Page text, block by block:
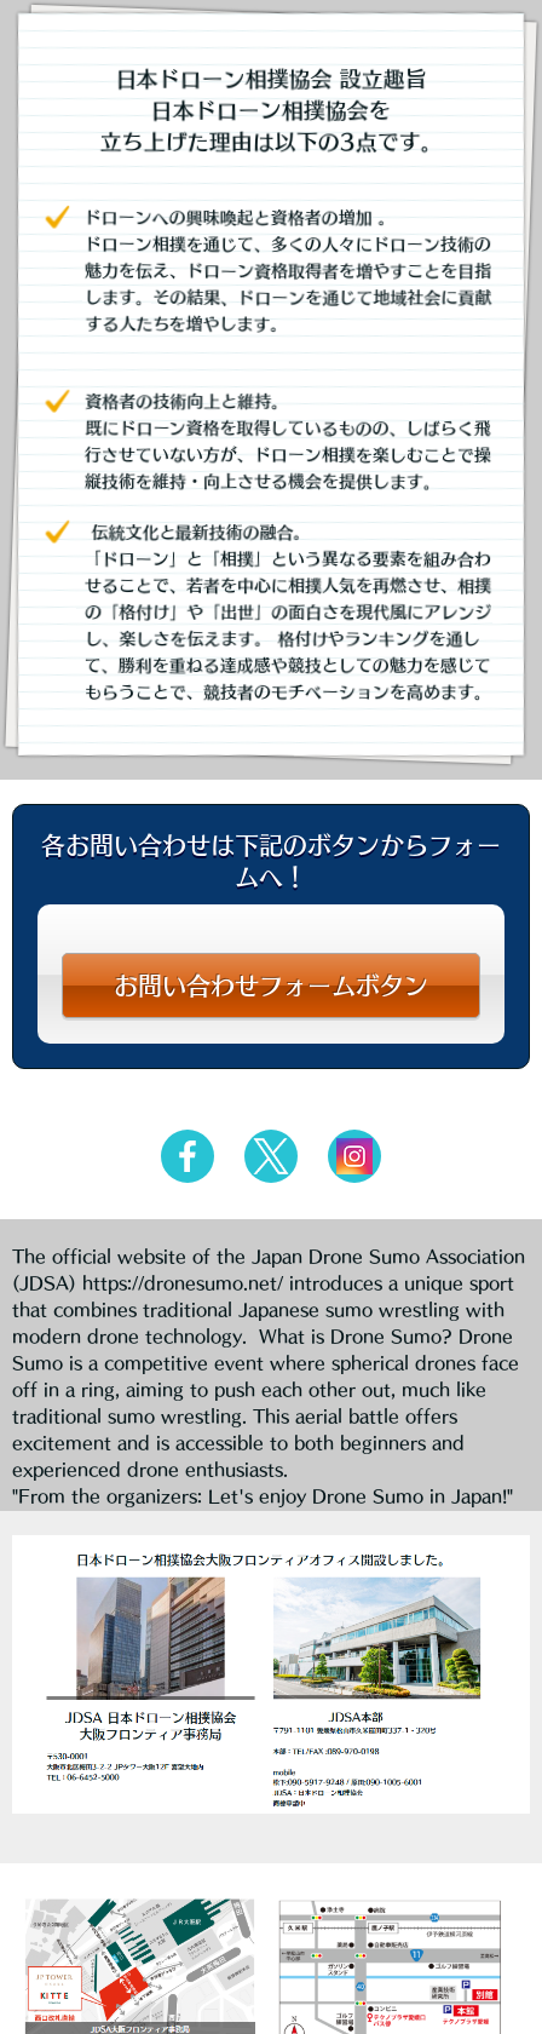
日本ドローン相撲協会 設立趣旨
日本ドローン相撲協会を
立ち上げた理由は以下の3点です。
ドローンへの興味喚起と資格者の増加 。
ドローン相撲を通じて、多くの人々にドローン技術の
魅力を伝え、ドローン資格取得者を増やすことを目指
します。その結果、ドローンを通じて地域社会に貢献
する人たちを増やします。
資格者の技術向上と維持。
既にドローン資格を取得しているものの、しばらく飛
行させていない方が、ドローン相撲を楽しむことで操
縦技術を維持・向上させる機会を提供します。
伝統文化と最新技術の融合。
「ドローン」と「相撲」という異なる要素を組み合わ
せることで、若者を中心に相撲人気を再燃させ、相撲
の「格付け」や「出世」の面白さを現代風にアレンジ
し、楽しさを伝えます。 格付けやランキングを通し
て、勝利を重ねる達成感や競技としての魅力を感じて
もらうことで、競技者のモチベーションを高めます。
各お問い合わせは下記のボタンからフォー
ムへ！
お問い合わせフォームボタン
The official website of the Japan Drone Sumo Association
(JDSA) https://dronesumo.net/ introduces a unique sport
that combines traditional Japanese sumo wrestling with
modern drone technology. What is Drone Sumo? Drone
Sumo is a competitive event where spherical drones face
off in a ring, aiming to push each other out, much like
traditional sumo wrestling. This aerial battle offers
excitement and is accessible to both beginners and
experienced drone enthusiasts.
"From the organizers: Let's enjoy Drone Sumo in Japan!"